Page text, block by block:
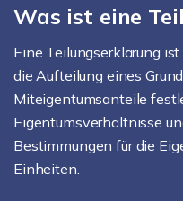
Was ist eine
Eine Teilungserklärung
die Aufteilung eines
Miteigentumsanteile
Eigentumsverhältnisse
Bestimmungen für die
Einheiten.